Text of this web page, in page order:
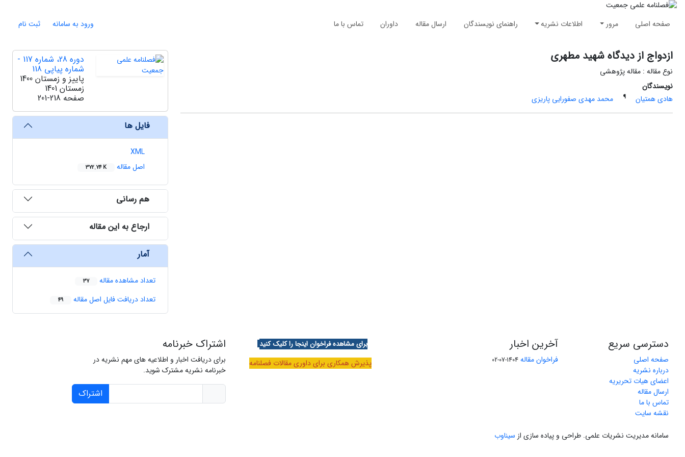
صفحه اصلی مرور اطلاعات نشریه راهنمای نویسندگان ارسال مقاله داوران تماس با ما ورود به سامانه ثبت نام
ازدواج از دیدگاه شهید مطهری
نوع مقاله : مقاله پژوهشی
نویسندگان
هادی همتیان
¶ محمد مهدی صفورایی پاریزی
دوره 28، شماره 117 -
شماره پیاپی 118
پاییز و زمستان 1400
زمستان 1401
صفحه 201-218
فایل ها
XML
اصل مقاله
372.74 K
هم رسانی
ارجاع به این مقاله
آمار
تعداد مشاهده مقاله 37
تعداد دریافت فایل اصل مقاله 49
دسترسی سریع
صفحه اصلی
درباره نشریه
اعضای هیات تحریریه
ارسال مقاله
تماس با ما
نقشه سایت
آخرین اخبار
فراخوان مقاله 1404-07-02
برای مشاهده فراخوان اینجا را کلیک کنید
پذیرش همکاری برای داوری مقالات فصلنامه
اشتراک خبرنامه
برای دریافت اخبار و اطلاعیه های مهم نشریه در
خبرنامه نشریه مشترک شوید.
اشتراک
سامانه مدیریت نشریات علمی. طراحی و پیاده سازی از سیناوب